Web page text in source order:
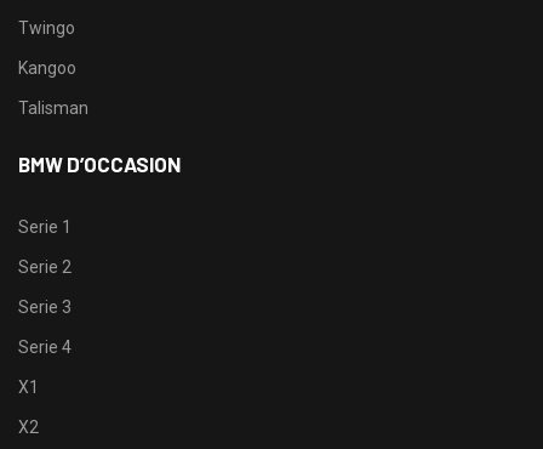
Twingo
Kangoo
Talisman
BMW D’OCCASION
Serie 1
Serie 2
Serie 3
Serie 4
X1
X2